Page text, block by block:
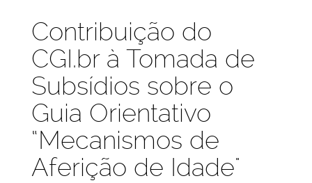
Publicações
Contribuição do
CGI.br à Tomada de
Subsídios sobre o
Guia Orientativo
“Mecanismos de
Aferição de Idade"